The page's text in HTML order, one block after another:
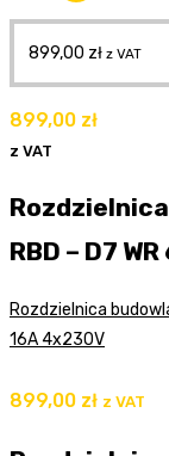
899,00 zł z VAT
899,00 zł
z VAT
RBD – D7
Rozdzielnica
16A 4x230V
899,00 zł z VAT